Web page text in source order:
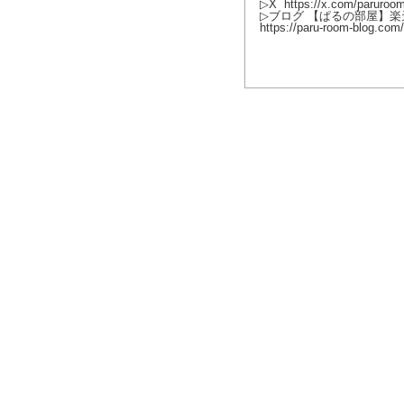
▷X  https://x.com/
▷ブログ 【ぱるの部屋】楽
https://paru-room-blog.com/